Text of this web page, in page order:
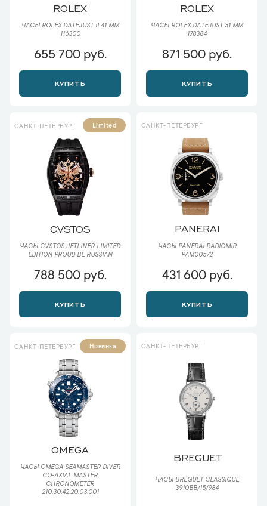
ROLEX
ЧАСЫ ROLEX DATEJUST II 41 ММ
116300
655 700 руб.
КУПИТЬ
ROLEX
ЧАСЫ ROLEX DATEJUST 31 ММ
178384
871 500 руб.
КУПИТЬ
САНКТ-ПЕТЕРБУРГ Limited
CVSTOS
ЧАСЫ CVSTOS JETLINER LIMITED
EDITION PROUD BE RUSSIAN
788 500 руб.
КУПИТЬ
САНКТ-ПЕТЕРБУРГ
PANERAI
ЧАСЫ PANERAI RADIOMIR
PAM00572
431 600 руб.
КУПИТЬ
САНКТ-ПЕТЕРБУРГ Новинка
OMEGA
ЧАСЫ OMEGA SEAMASTER DIVER
CO‑AXIAL MASTER
CHRONOMETER
210.30.42.20.03.001
САНКТ-ПЕТЕРБУРГ
BREGUET
ЧАСЫ BREGUET CLASSIQUE
3910BB/15/984